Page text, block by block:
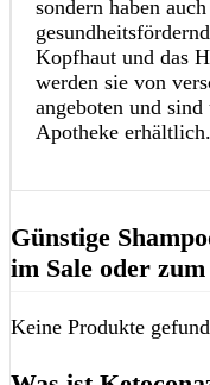
sondern haben
Kopfhaut und das
werden sie von
angeboten und
Apotheke erhältlich.
Günstige
im Sale oder
Keine Produkte